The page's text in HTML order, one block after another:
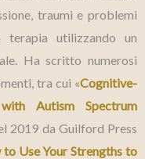
traumi e problemi
utilizzando un
Ha scritto numerosi
tra cui «Cognitive-
Autism Spectrum
2019 da Guilford Press
Use Your Strengths to